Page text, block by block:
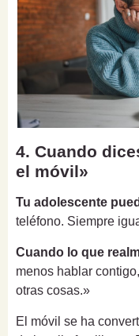
4. Cuando
el móvil»
Tu adolescente
teléfono. Siempre
Cuando lo que
menos hablar
otras cosas.»
El móvil se ha